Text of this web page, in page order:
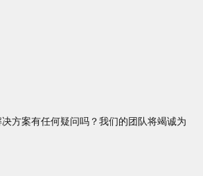
方案有任何疑问吗？我们的团队将竭诚为